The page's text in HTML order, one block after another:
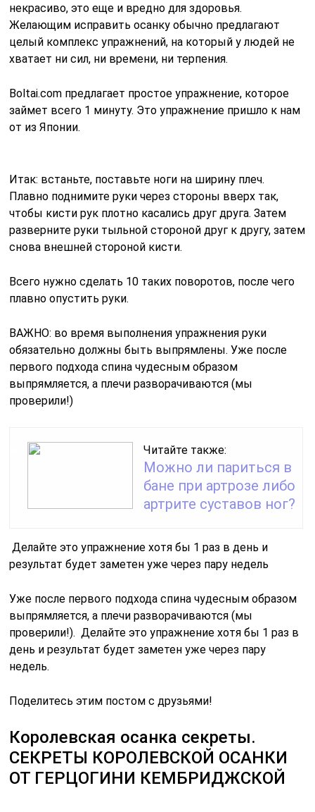
некрасиво, это еще и вредно для здоровья.
Желающим исправить осанку обычно предлагают
целый комплекс упражнений, на который у людей не
хватает ни сил, ни времени, ни терпения.
Boltai.com предлагает простое упражнение, которое
займет всего 1 минуту. Это упражнение пришло к нам
от из Японии.
Итак: встаньте, поставьте ноги на ширину плеч.
Плавно поднимите руки через стороны вверх так,
чтобы кисти рук плотно касались друг друга. Затем
разверните руки тыльной стороной друг к другу, затем
снова внешней стороной кисти.
Всего нужно сделать 10 таких поворотов, после чего
плавно опустить руки.
ВАЖНО: во время выполнения упражнения руки
обязательно должны быть выпрямлены. Уже после
первого подхода спина чудесным образом
выпрямляется, а плечи разворачиваются (мы
проверили!)
Читайте также:
Можно ли париться в
бане при артрозе либо
артрите суставов ног?
Делайте это упражнение хотя бы 1 раз в день и
результат будет заметен уже через пару недель
Уже после первого подхода спина чудесным образом
выпрямляется, а плечи разворачиваются (мы
проверили!). Делайте это упражнение хотя бы 1 раз в
день и результат будет заметен уже через пару
недель.
Поделитесь этим постом с друзьями!
Королевская осанка секреты.
СЕКРЕТЫ КОРОЛЕВСКОЙ ОСАНКИ
ОТ ГЕРЦОГИНИ КЕМБРИДЖСКОЙ